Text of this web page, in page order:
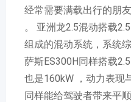
经常需要满载出行的朋
。 亚洲龙2.5混动搭载
组成的混动系统，系统
萨斯ES300H同样搭载
也是160kW ，动力表现
同样能给驾驶者带来平